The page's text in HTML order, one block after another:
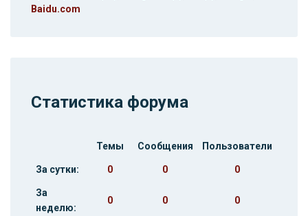
Baidu.com
Статистика форума
Темы Сообщения Пользователи
За сутки: 0 0 0
За
неделю:
0 0 0